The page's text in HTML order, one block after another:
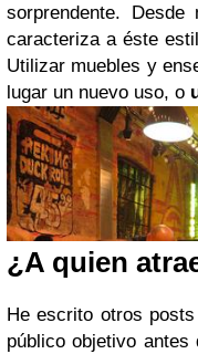
sorprendente.
caracteriza a éste
Utilizar muebles y
lugar un nuevo uso, o
¿A quien
He escrito otros
público objetivo